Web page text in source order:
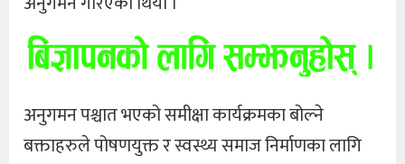
अनुगमन पश्चात भएको समीक्षा कार्यक्रमका बोल्ने
बक्ताहरुले पोषणयुक्त र स्वस्थ्य समाज निर्माणका लागि